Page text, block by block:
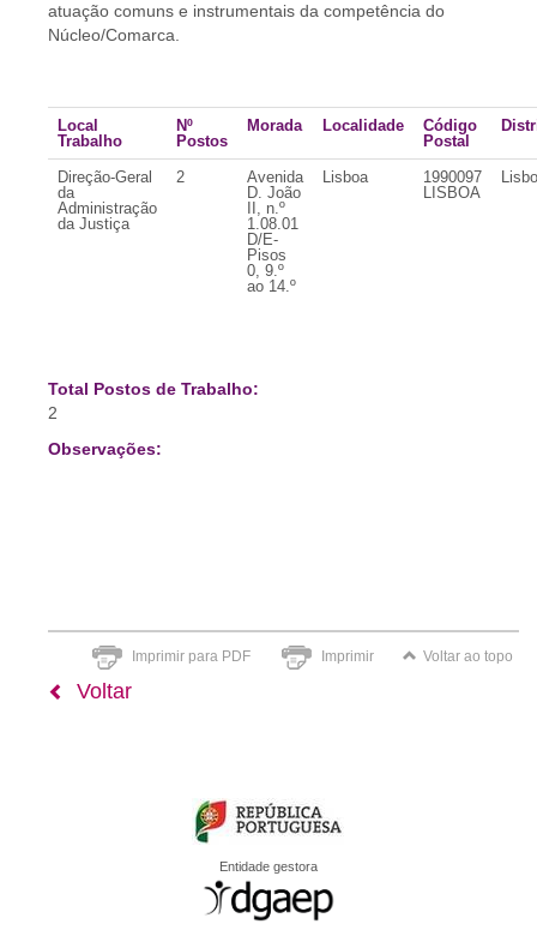
atuação comuns e instrumentais da competência do
Núcleo/Comarca.
Local
Trabalho
Nº
Postos
Morada Localidade
Código
Postal
Direção-Geral
da
Administração
da Justiça
2
Avenida
D. João
II, n.º
1.08.01
D/E-
Pisos
0, 9.º
ao 14.º
Lisboa
1990097
LISBOA
Total Postos de Trabalho:
2
Observações:
Imprimir para PDF Imprimir Voltar ao topo
Voltar
Entidade gestora